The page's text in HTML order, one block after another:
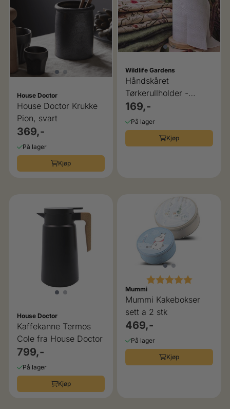
House Doctor
House Doctor Krukke
Pion, svart
369,-
På lager
Kjøp
Wildlife Gardens
Håndskåret
Tørkerullholder -
Kakadu Wildlife
Garden
169,-
På lager
Kjøp
House Doctor
Kaffekanne Termos
Cole fra House Doctor
799,-
På lager
Kjøp
Karakter: 5.0 av 5
Mummi
Mummi Kakebokser
sett a 2 stk
469,-
På lager
Kjøp